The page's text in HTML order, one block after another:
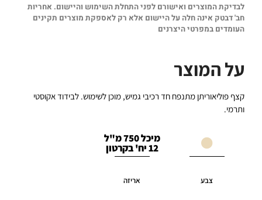
לבדיקת המוצרים ואישורם לפני התחלת השימוש והיישום. אחריות
חב' דבטק אינה חלה על היישום אלא רק לאספקת מוצרים תקינים
העומדים במפרטי היצרנים
על המוצר
קצף פוליאוריתן מתנפח חד רכיבי גמיש, מוכן לשימוש. לבידוד אקוסטי
ותרמי.
צבע
מיכל 750 מ"ל
12 יח' בקרטון
אריזה